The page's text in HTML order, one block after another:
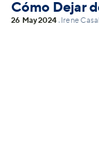
Cómo Dejar
26 May2024• Irene